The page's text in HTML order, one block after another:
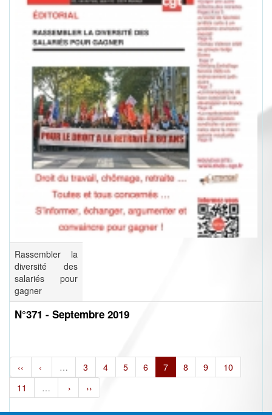
Rassembler la
diversité des
salariés pour
gagner
N°371 - Septembre 2019
‹‹ ‹ … 3 4 5 6 7 8 9
10
11
… › ››